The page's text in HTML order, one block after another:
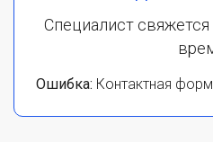
Специалист
Ошибка: Контактная